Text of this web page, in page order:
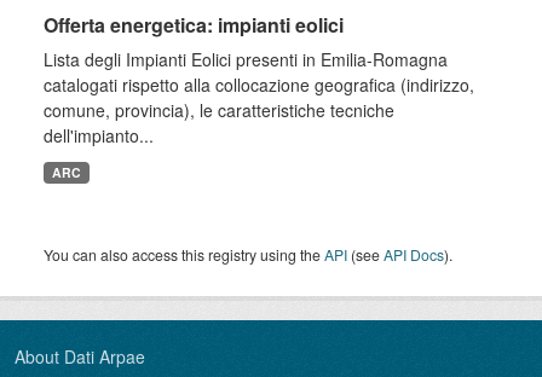
Offerta energetica: impianti eolici
Lista degli Impianti Eolici presenti in Emilia-Romagna
catalogati rispetto alla collocazione geografica (indirizzo,
comune, provincia), le caratteristiche tecniche
dell'impianto...
ARC
You can also access this registry using theAPI (seeAPI Docs).
About Dati Arpae